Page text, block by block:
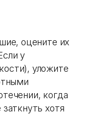
оцените их
у
уложите
когда
хотя